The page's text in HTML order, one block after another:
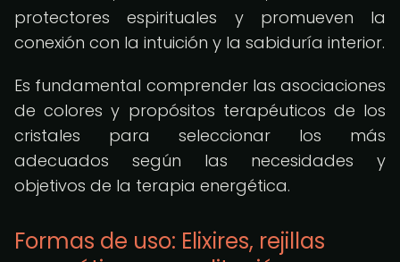
protectores espirituales y promueven la
conexión con la intuición y la sabiduría interior.
Es fundamental comprender las asociaciones
de colores y propósitos terapéuticos de los
cristales para seleccionar los más
adecuados según las necesidades y
objetivos de la terapia energética.
Formas de uso: Elixires, rejillas